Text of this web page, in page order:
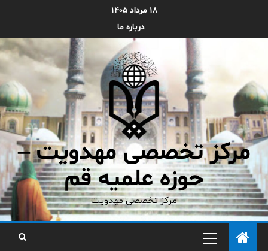
۱۸ مرداد ۱۴۰۵
درباره ما
مرکز تخصصی مهدویت –
حوزه علمیه قم
مرکز تخصصی مهدویت